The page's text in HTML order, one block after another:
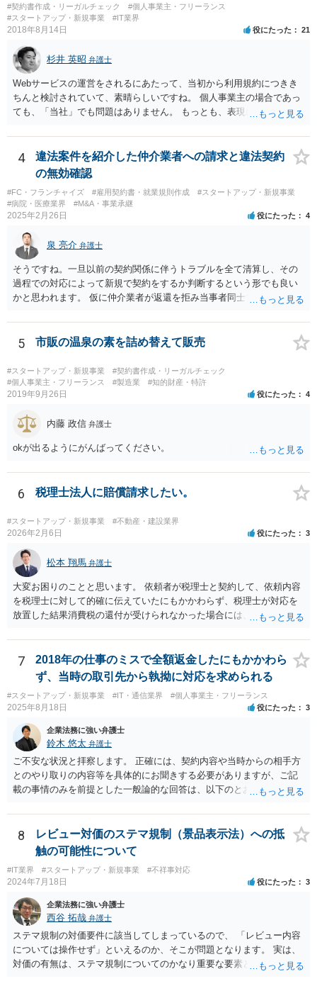
酷い品質であれば、商標権者のブランドイメージが傷ついてしまいま
すし、その証商標権者にクレームが来てしまいますので、商標権を侵
害します。その商品が流通すれば商標権（ロゴマーク等）に対する一
般消費者の信頼も害することになります。また、本来商標権者に入る
べき利益が入らないことになります。 修理だけではそのような問題は
生じません。
#契約書作成・リーガルチェック
#個人事業主・フリーランス
#スタートアップ・新規事業
#IT業界
2018年8月14日 役にたった 21
杉井 英昭 弁護士
Webサービスの運営をされるにあたって、当初から利用規約につきき
ちんと検討されていて、素晴らしいですね。 個人事業主の場合であっ
ても、「当社」でも問題はありません。 もっとも、表現に違和感があ
さんが「ABCウェブサービス」の屋号で事業を運営する際には、「当
社」の代わりに「ABCウェブサービス」とか「ABCWS」を使う等で
4
違法案件を紹介した仲介業者への請求と違法契約
の無効確認
#FC・フランチャイズ #雇用契約書・就業規則作成
#スタートアップ・新規事業
#病院・医療業界
#M&A・事業承継
2025年2月26日 役にたった 4
泉 亮介 弁護士
そうですね。一旦以前の契約関係に伴うトラブルを全て清算し、その
過程での対応によって新規で契約をするか判断するという形でも良い
かと思われます。 仮に仲介業者が返還を拒み当事者同士での解決が困
5 市販の温泉の素を詰め替えて販売
#スタートアップ・新規事業
#契約書作成・リーガルチェック
#個人事業主・フリーランス
#製造業 #知的財産・特許
2019年9月26日 役にたった 4
内藤 政信 弁護士
okが出るようにがんばってください。
6 税理士法人に賠償請求したい。
#スタートアップ・新規事業 #不動産・建設業界
2026年2月6日 役にたった 3
松本 翔馬 弁護士
大変お困りのことと思います。 依頼者が税理士と契約して、依頼内容
を税理士に対して的確に伝えていたにもかかわらず、税理士が対応を
放置した結果消費税の還付が受けられなかった場合には、賠償請求で
あるか否かという問題 ②税理士本人が税務業務をしていなかったとい
う税理士職務の妥当性の問題 ③クライアントが誤って簡易課税届出書
を提出していたところ、税理士が課税方式の確認をしなかった問題 と
いう課題があります。 ①については、 税理士が責任を持つのは契約に
明記された委任事務に限定されるのが原則です。 サービスとして委任
事務外の税務相談に応じた結果、その責任を負う場合もゼロではあり
ませんが、責任追及するハードルはかなり上がります。 ②について
は、 実際上、税理士事務所では事務員が顧客対応することが多いと聞
きます。 そのため、メールに税理士が参加していないことや直接面談
していないことをもって賠償請求の理由とすることは現実問題として
は難しい可能性があります。 ③については、 税理士が、契約上の委任
事務外の税務相談をサービスで実施していた場合は、税理士側から積
極的に課税方式を確認しなければならないという程度の注意義務は認
められにくいのではないかと思います。 もっとも、顧問契約締結当初
から本件法人設立の相談についても依頼しており委任事務に含まれて
いたと主張できる事情がある場合には、上記より幾分有利に進められ
るかと思います。 より詳細な検討は、個別に法律事務所に問い合わせ
て法律相談されるとよいでしょう。
7
2018年の仕事のミスで全額返金したにもかかわら
ず、当時の取引先から執拗に対応を求められる
#スタートアップ・新規事業 #IT・通信業界 #個人事業主・フリーランス
2025年8月18日 役にたった 3
企業法務に強い弁護士
鈴木 悠太 弁護士
ご不安な状況と拝察します。 正確には、契約内容や当時からの相手方
とのやり取りの内容等を具体的にお聞きする必要がありますが、ご記
載の事情のみを前提とした一般論的な回答は、以下のとおりです。 ①
前の商事消滅時効、不法行為消滅時効）にかかっている可能性が高い
です。 ②相手方の報告要求については、法的には従う義務はないでし
ょう。 ③すでに対応は完了しており、もし相手方から今後具体的な法
的請求ないし措置がなされれば改めて検討するという方針でもよいよ
うに思われます。
8
レビュー対価のステマ規制（景品表示法）への抵
触の可能性について
#IT業界 #スタートアップ・新規事業 #不祥事対応
2024年7月18日 役にたった 3
企業法務に強い弁護士
西谷 拓哉 弁護士
ステマ規制の対価要件に該当してしまっているので、 「レビュー内容
については操作せず」といえるのか、そこが問題となります。 実は、
対価の有無は、ステマ規制についてのかなり重要な要素となります。